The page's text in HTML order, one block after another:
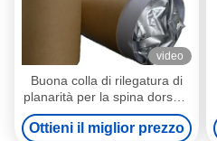
video
Buona colla di rilegatura di
planarità per la spina dorsale
che lega l'adesivo caldo della
colata di PUR
Ottieni il miglior prezzo